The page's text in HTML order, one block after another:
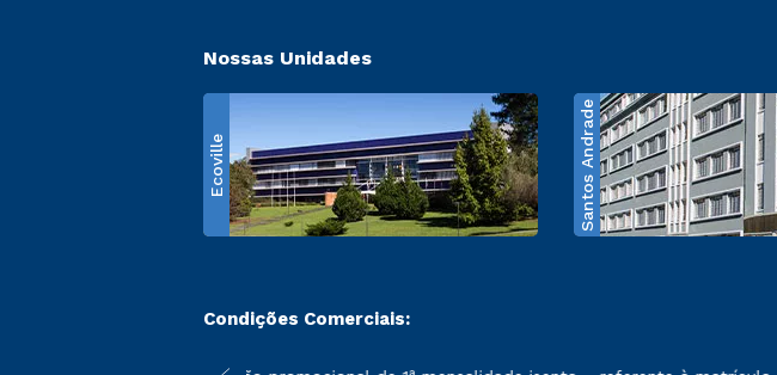
Nossas Unidades
Ecoville Santos Andrade
Condições Comerciais: